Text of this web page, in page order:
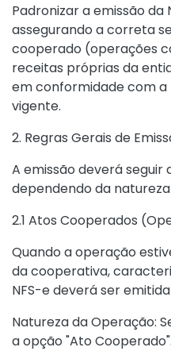
Padronizar a emissão
assegurando a correta
cooperado (operações
receitas próprias da
em conformidade com
vigente.
2. Regras Gerais de
A emissão deverá seguir
dependendo da
2.1 Atos Cooperados
Quando a operação
da cooperativa,
NFS-e deverá ser
Natureza da Operação:
a opção "Ato Cooperado".